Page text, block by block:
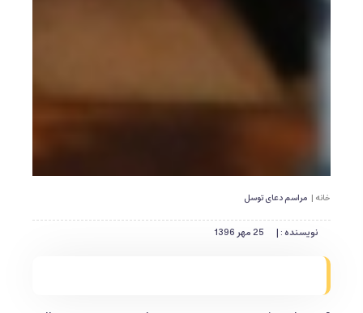
خانه | مراسم دعای توسل
نویسنده : | 25 مهر 1396